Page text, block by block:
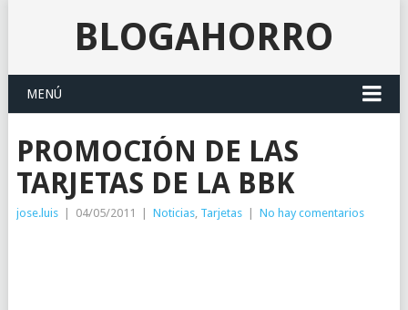
BLOGAHORRO
MENÚ
PROMOCIÓN DE LAS
TARJETAS DE LA BBK
jose.luis 04/05/2011 Noticias, Tarjetas No hay comentarios